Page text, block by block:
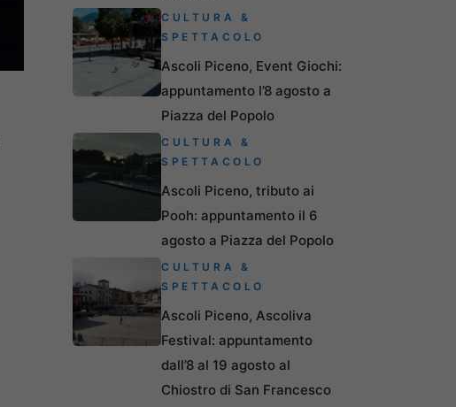
CULTURA &
SPETTACOLO
Ascoli Piceno, Event Giochi:
appuntamento l’8 agosto a
Piazza del Popolo
CULTURA &
SPETTACOLO
Ascoli Piceno, tributo ai
Pooh: appuntamento il 6
agosto a Piazza del Popolo
CULTURA &
SPETTACOLO
Ascoli Piceno, Ascoliva
Festival: appuntamento
dall’8 al 19 agosto al
Chiostro di San Francesco